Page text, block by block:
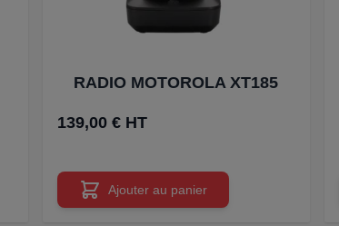
RADIO MOTOROLA XT185
139,00 € HT
Ajouter au panier